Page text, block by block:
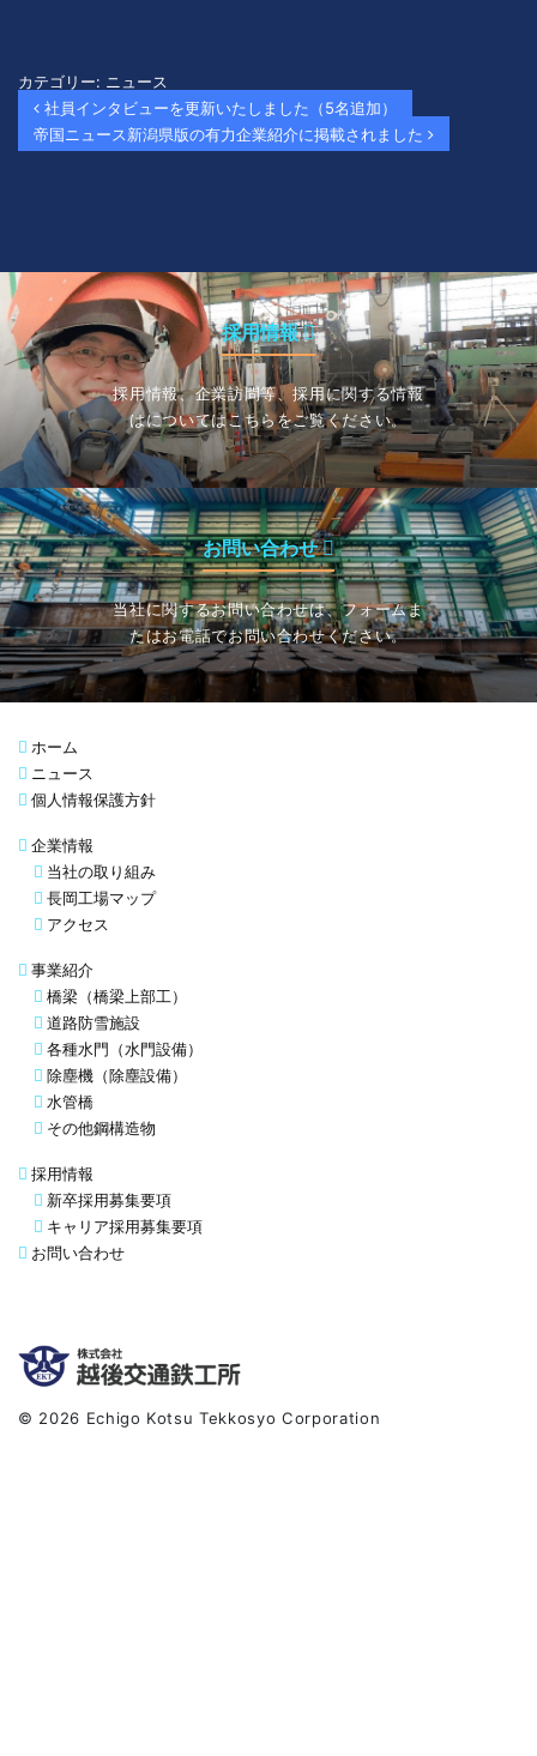
カテゴリー: ニュース
投稿ナビゲーション
社員インタビューを更新いたしました（5名追加）
帝国ニュース新潟県版の有力企業紹介に掲載されました
採用情報
採用情報、企業訪問等、採用に関する情報
はについてはこちらをご覧ください。
お問い合わせ
当社に関するお問い合わせは、フォームま
たはお電話でお問い合わせください。
ホーム
ニュース
個人情報保護方針
企業情報
当社の取り組み
長岡工場マップ
アクセス
事業紹介
橋梁（橋梁上部工）
道路防雪施設
各種水門（水門設備）
除塵機（除塵設備）
水管橋
その他鋼構造物
採用情報
新卒採用募集要項
キャリア採用募集要項
お問い合わせ
© 2026 Echigo Kotsu Tekkosyo Corporation